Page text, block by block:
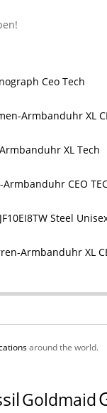
Ceo Tech
Armbanduhr XL
XL Tech
CEO
TW Steel
Armbanduhr XL
around the world.
Goldmaid